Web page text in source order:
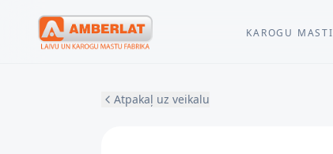
KAROGU MASTI
Atpakaļ uz veikalu